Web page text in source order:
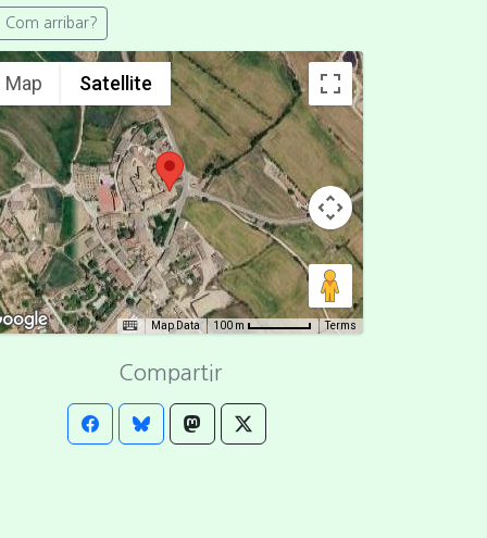
Com arribar?
Map Satellite
Map Data 100 m Terms
Compartir